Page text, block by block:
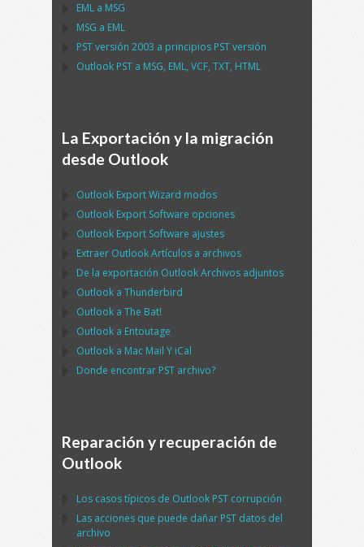
EML a MSG
MSG a EML
PSTversión 2003 a principios PSTversión
Outlook PST a MSG, EML, VCF, TXT, HTML
La Exportación y la migración
desde Outlook
Outlook Export Wizard modos
Outlook Export Software opciones
Outlook Export Software ajustes
Extraer OutlookArtículos a archivos
De la exportación OutlookArchivos adjuntos
Outlook a Thunderbird
Outlook a The Bat!
Outlook a Entoutage
Outlook a Mac Mail Y iCal
Donde encontrar PST archivo?
Reparación y recuperación de
Outlook
Los casos típicos de Outlook PST corrupción
Las acciones que puede dañar PST datos del
archivo